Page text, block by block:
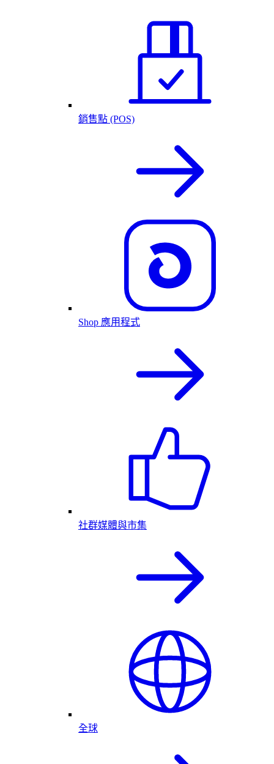
銷售點 (POS)
Shop 應用程式
社群媒體與市集
全球